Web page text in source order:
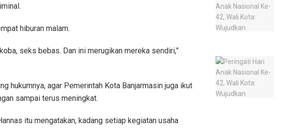
hiburan malam.
seks bebas. Dan ini merugikan mereka sendiri,”
hukumnya, agar Pemerintah Kota Banjarmasin juga ikut
sampai terus meningkat.
itu mengatakan, kadang setiap kegiatan usaha